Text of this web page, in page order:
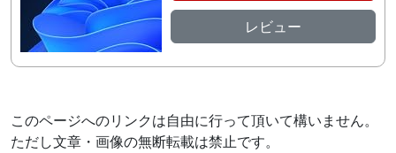
レビュー
このページへのリンクは自由に行って頂いて構いません。
ただし文章・画像の無断転載は禁止です。